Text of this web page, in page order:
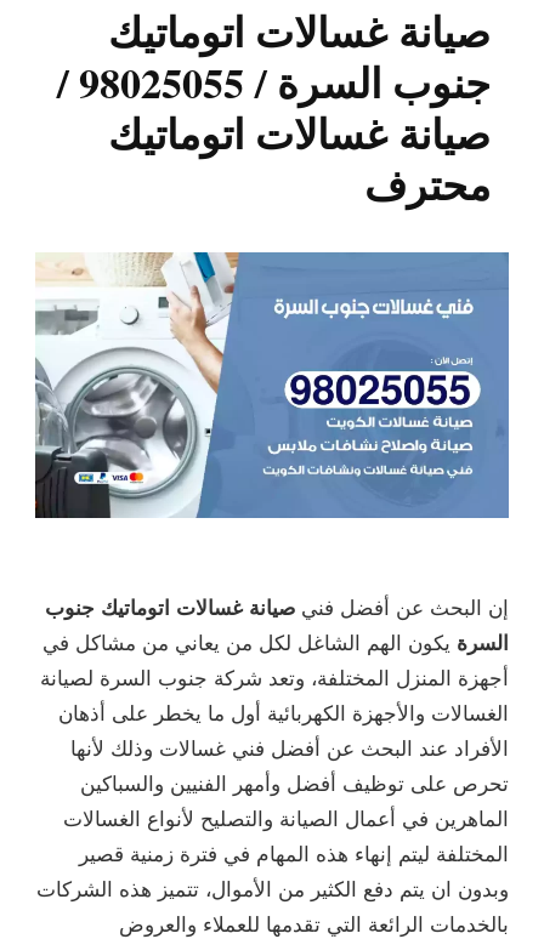
صيانة غسالات اتوماتيك
جنوب السرة / 98025055 /
صيانة غسالات اتوماتيك
محترف
إن البحث عن أفضل فني صيانة غسالات اتوماتيك جنوب
السرة يكون الهم الشاغل لكل من يعاني من مشاكل في
أجهزة المنزل المختلفة، وتعد شركة جنوب السرة لصيانة
الغسالات والأجهزة الكهربائية أول ما يخطر على أذهان
الأفراد عند البحث عن أفضل فني غسالات وذلك لأنها
تحرص على توظيف أفضل وأمهر الفنيين والسباكين
الماهرين في أعمال الصيانة والتصليح لأنواع الغسالات
المختلفة ليتم إنهاء هذه المهام في فترة زمنية قصير
وبدون ان يتم دفع الكثير من الأموال، تتميز هذه الشركات
بالخدمات الرائعة التي تقدمها للعملاء والعروض